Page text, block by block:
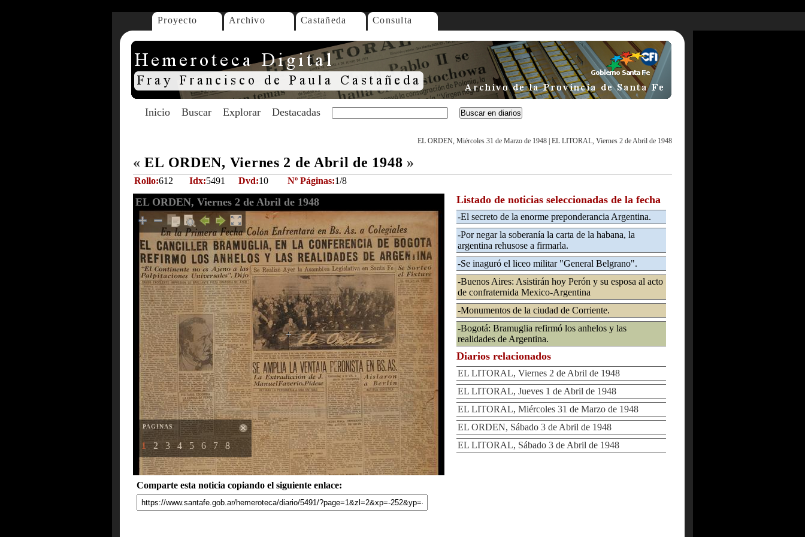
Proyecto Archivo Castañeda Consulta
Inicio Buscar Explorar Destacadas
EL ORDEN, Miércoles 31 de Marzo de 1948 EL LITORAL, Viernes 2 de Abril de 1948
« EL ORDEN, Viernes 2 de Abril de 1948 »
Rollo:612 Idx:5491 Dvd:10 Nº Páginas:1/8
EL ORDEN, Viernes 2 de Abril de 1948
PAGINAS
1 2 3 4 5 6 7 8
Comparte esta noticia copiando el siguiente enlace:
Listado de noticias seleccionadas de la fecha
-El secreto de la enorme preponderancia Argentina.
-Por negar la soberanía la carta de la habana, la
argentina rehusose a firmarla.
-Se inaguró el liceo militar "General Belgrano".
-Buenos Aires: Asistirán hoy Perón y su esposa al acto
de confraternida Mexico-Argentina
-Monumentos de la ciudad de Corriente.
-Bogotá: Bramuglia refirmó los anhelos y las
realidades de Argentina.
Diarios relacionados
EL LITORAL, Viernes 2 de Abril de 1948
EL LITORAL, Jueves 1 de Abril de 1948
EL LITORAL, Miércoles 31 de Marzo de 1948
EL ORDEN, Sábado 3 de Abril de 1948
EL LITORAL, Sábado 3 de Abril de 1948